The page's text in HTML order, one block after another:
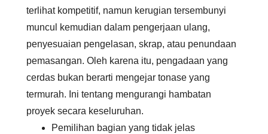
terlihat kompetitif, namun kerugian tersembunyi
muncul kemudian dalam pengerjaan ulang,
penyesuaian pengelasan, skrap, atau penundaan
pemasangan. Oleh karena itu, pengadaan yang
cerdas bukan berarti mengejar tonase yang
termurah. Ini tentang mengurangi hambatan
proyek secara keseluruhan.
Pemilihan bagian yang tidak jelas